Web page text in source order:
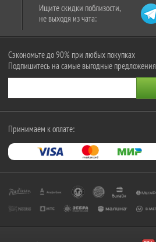
Ищите скидки поблизости,
не выходя из чата:
Сэкономьте до 90% при любых покупках
Подпишитесь на самые выгодные предложения
Принимаем к оплате: